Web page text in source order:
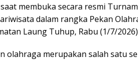
membuka secara resmi
dalam rangka Pekan
Laung Tuhup, Rabu (1/7/
olahraga merupakan salah satu